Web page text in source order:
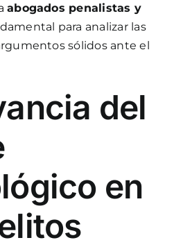
abogados penalistas y
para analizar las
sólidos ante el
del
en